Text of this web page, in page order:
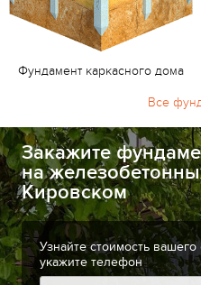
Фундамент каркасного дома
Все
Закажите
на
Кировском
Узнайте стоимость
укажите телефон